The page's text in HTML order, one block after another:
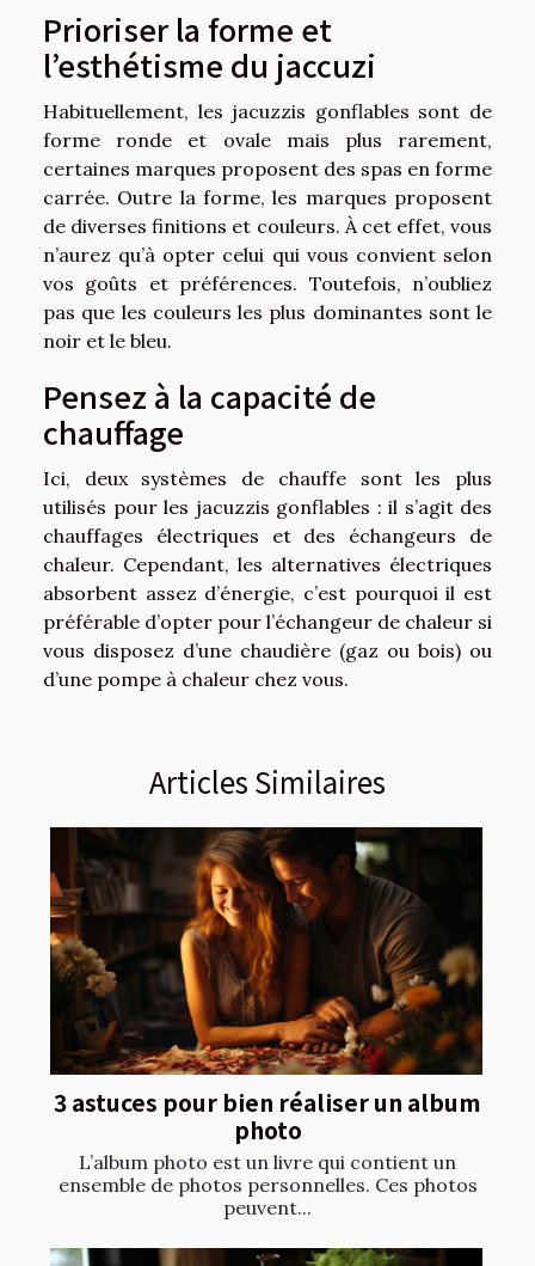
Prioriser la forme et
l’esthétisme du jaccuzi
Habituellement, les jacuzzis gonflables sont de
forme ronde et ovale mais plus rarement,
certaines marques proposent des spas en forme
carrée. Outre la forme, les marques proposent
de diverses finitions et couleurs. À cet effet, vous
n’aurez qu’à opter celui qui vous convient selon
vos goûts et préférences. Toutefois, n’oubliez
pas que les couleurs les plus dominantes sont le
noir et le bleu.
Pensez à la capacité de
chauffage
Ici, deux systèmes de chauffe sont les plus
utilisés pour les jacuzzis gonflables : il s’agit des
chauffages électriques et des échangeurs de
chaleur. Cependant, les alternatives électriques
absorbent assez d’énergie, c’est pourquoi il est
préférable d’opter pour l’échangeur de chaleur si
vous disposez d’une chaudière (gaz ou bois) ou
d’une pompe à chaleur chez vous.
Articles Similaires
3 astuces pour bien réaliser un album
photo
L’album photo est un livre qui contient un
ensemble de photos personnelles. Ces photos
peuvent...